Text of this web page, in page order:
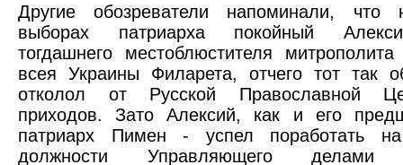
Другие обозреватели напоминали,
выборах патриарха покойный
тогдашнего местоблюстителя
всея Украины Филарета, отчего тот так
отколол от Русской Православной
приходов. Зато Алексий, как и его
патриарх Пимен - успел поработать
должности Управляющего делами